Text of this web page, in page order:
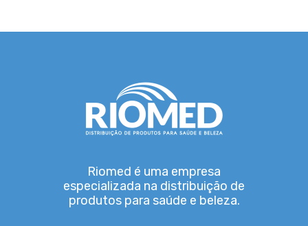
Riomed é uma empresa
especializada na distribuição de
produtos para saúde e beleza.